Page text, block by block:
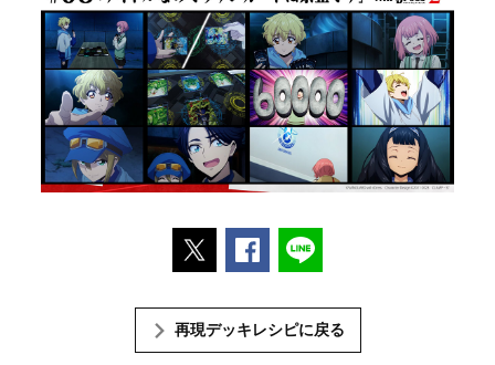
ポストするFacebookでシェアする
再現デッキレシピに戻る